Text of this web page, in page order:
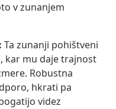
v zunanjem
Ta zunanji pohištveni
kar mu daje trajnost
Robustna
hkrati pa
videz